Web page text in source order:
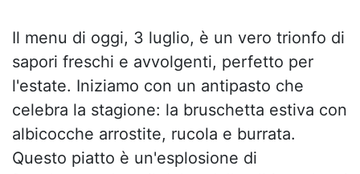
Il menu di oggi, 3 luglio, è un vero trionfo di
sapori freschi e avvolgenti, perfetto per
l'estate. Iniziamo con un antipasto che
celebra la stagione: la bruschetta estiva con
albicocche arrostite, rucola e burrata.
Questo piatto è un'esplosione di